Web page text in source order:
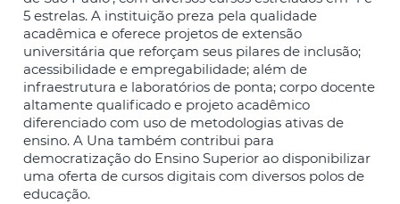
5 estrelas. A instituição preza pela qualidade
acadêmica e oferece projetos de extensão
universitária que reforçam seus pilares de inclusão;
acessibilidade e empregabilidade; além de
infraestrutura e laboratórios de ponta; corpo docente
altamente qualificado e projeto acadêmico
diferenciado com uso de metodologias ativas de
ensino. A Una também contribui para
democratização do Ensino Superior ao disponibilizar
uma oferta de cursos digitais com diversos polos de
educação.